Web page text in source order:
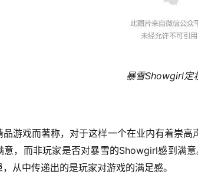
暴雪Showgirl定
游戏而著称，对于这样一个在业内有着崇
意，而非玩家是否对暴雪的Showgirl感到满
从中传递出的是玩家对游戏的满足感。